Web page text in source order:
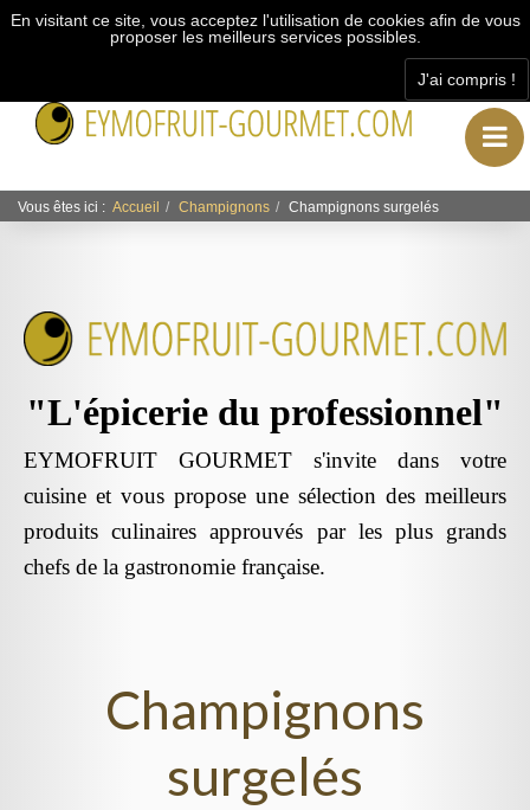
En visitant ce site, vous acceptez l'utilisation de cookies afin de vous
proposer les meilleurs services possibles.
J'ai compris !
Vous êtes ici : Accueil Champignons Champignons surgelés
"L'épicerie du professionnel"
EYMOFRUIT GOURMET s'invite dans votre
cuisine et vous propose une sélection des meilleurs
produits culinaires approuvés par les plus grands
chefs de la gastronomie française.
Champignons
surgelés